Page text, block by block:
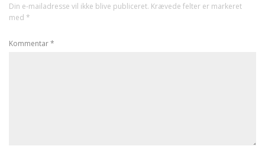
Din e-mailadresse vil ikke blive publiceret. Krævede felter er markeret
med *
Kommentar*